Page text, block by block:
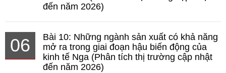
đến năm 2026)
06
Bài 10: Những ngành sản xuất có khả năng
mở ra trong giai đoạn hậu biến động của
kinh tế Nga (Phân tích thị trường cập nhật
đến năm 2026)